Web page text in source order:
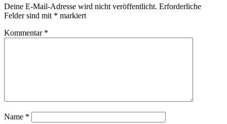
Deine E-Mail-Adresse wird nicht veröffentlicht. Erforderliche
Felder sind mit * markiert
Kommentar *
Name *